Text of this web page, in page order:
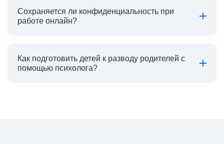
Сохраняется ли конфиденциальность при
работе онлайн?
Как подготовить детей к разводу родителей с
помощью психолога?